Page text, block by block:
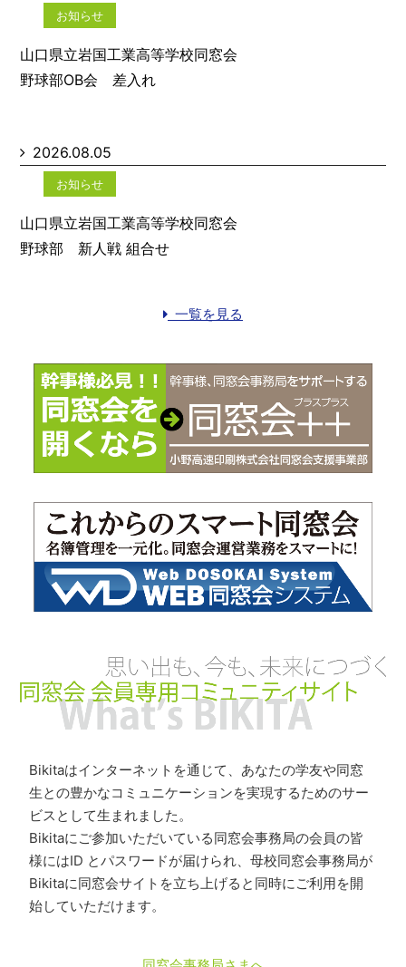
お知らせ
山口県立岩国工業高等学校同窓会
野球部OB会 差入れ
2026.08.05
お知らせ
山口県立岩国工業高等学校同窓会
野球部 新人戦 組合せ
一覧を見る
Bikitaはインターネットを通じて、あなたの学友や同窓
生との豊かなコミュニケーションを実現するためのサー
ビスとして生まれました。
Bikitaにご参加いただいている同窓会事務局の会員の皆
様にはID とパスワードが届けられ、母校同窓会事務局が
Bikitaに同窓会サイトを立ち上げると同時にご利用を開
始していただけます。